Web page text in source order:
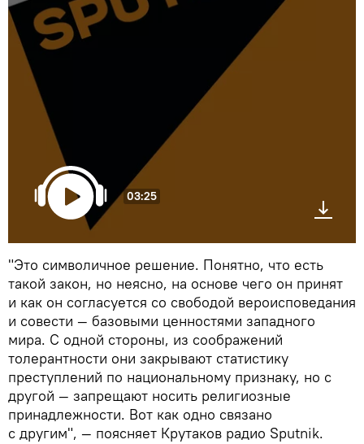
03:25
"Это символичное решение. Понятно, что есть
такой закон, но неясно, на основе чего он принят
и как он согласуется со свободой вероисповедания
и совести — базовыми ценностями западного
мира. С одной стороны, из соображений
толерантности они закрывают статистику
преступлений по национальному признаку, но с
другой — запрещают носить религиозные
принадлежности. Вот как одно связано
с другим", — поясняет Крутаков радио Sputnik.